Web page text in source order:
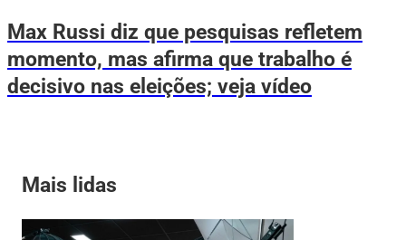
Max Russi diz que pesquisas refletem
momento, mas afirma que trabalho é
decisivo nas eleições; veja vídeo
Mais lidas